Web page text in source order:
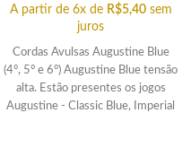
A partir de 6x de R$5,40 sem
juros
Cordas Avulsas Augustine Blue
(4°, 5° e 6°) Augustine Blue tensão
alta. Estão presentes os jogos
Augustine - Classic Blue, Imperial